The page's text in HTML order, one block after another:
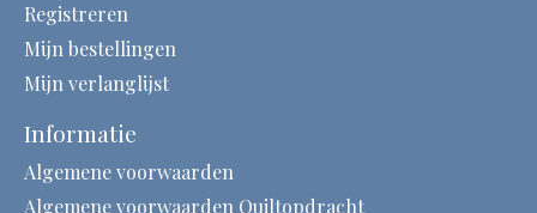
Registreren
Mijn bestellingen
Mijn verlanglijst
Informatie
Algemene voorwaarden
Algemene voorwaarden Quiltopdracht